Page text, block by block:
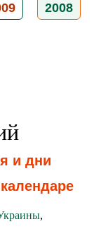
2008
и дни
,